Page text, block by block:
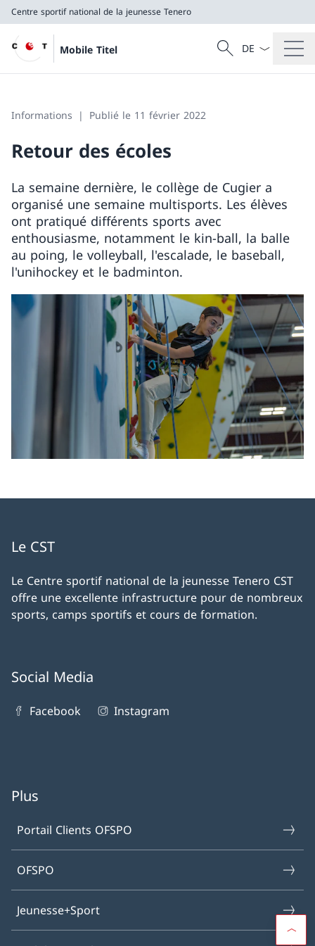
Centre sportif national de la jeunesse Tenero
Mobile Titel
Recherche
Recherche
La langue
Informations Publié le 11 février 2022
Retour des écoles
La semaine dernière, le collège de Cugier a
organisé une semaine multisports. Les élèves
ont pratiqué différents sports avec
enthousiasme, notamment le kin-ball, la balle
au poing, le volleyball, l'escalade, le baseball,
l'unihockey et le badminton.
Le CST
Le Centre sportif national de la jeunesse Tenero CST
offre une excellente infrastructure pour de nombreux
sports, camps sportifs et cours de formation.
Social Media
Facebook Instagram
Plus
Portail Clients OFSPO
OFSPO
Jeunesse+Sport